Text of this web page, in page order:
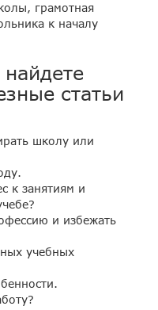
грамотная
к началу
статьи
школу или
к занятиям и
и избежать
учебных